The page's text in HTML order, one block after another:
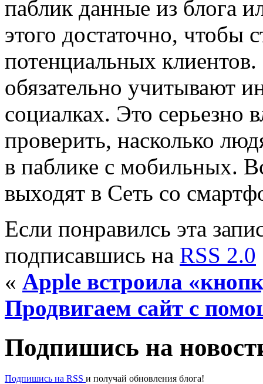
паблик данные из блога
этого достаточно, чтобы
потенциальных
обязательно учитывают
социалках. Это серьезно
проверить, насколько
в паблике с мобильных.
выходят в Сеть со
Если понравилсь эта
подписавшись на RSS 2.0
« Apple встроила
Продвигаем сайт с
Подпишись на
Подпишись на RSS и получай обновления блога!